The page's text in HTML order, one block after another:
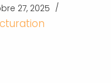
27, 2025